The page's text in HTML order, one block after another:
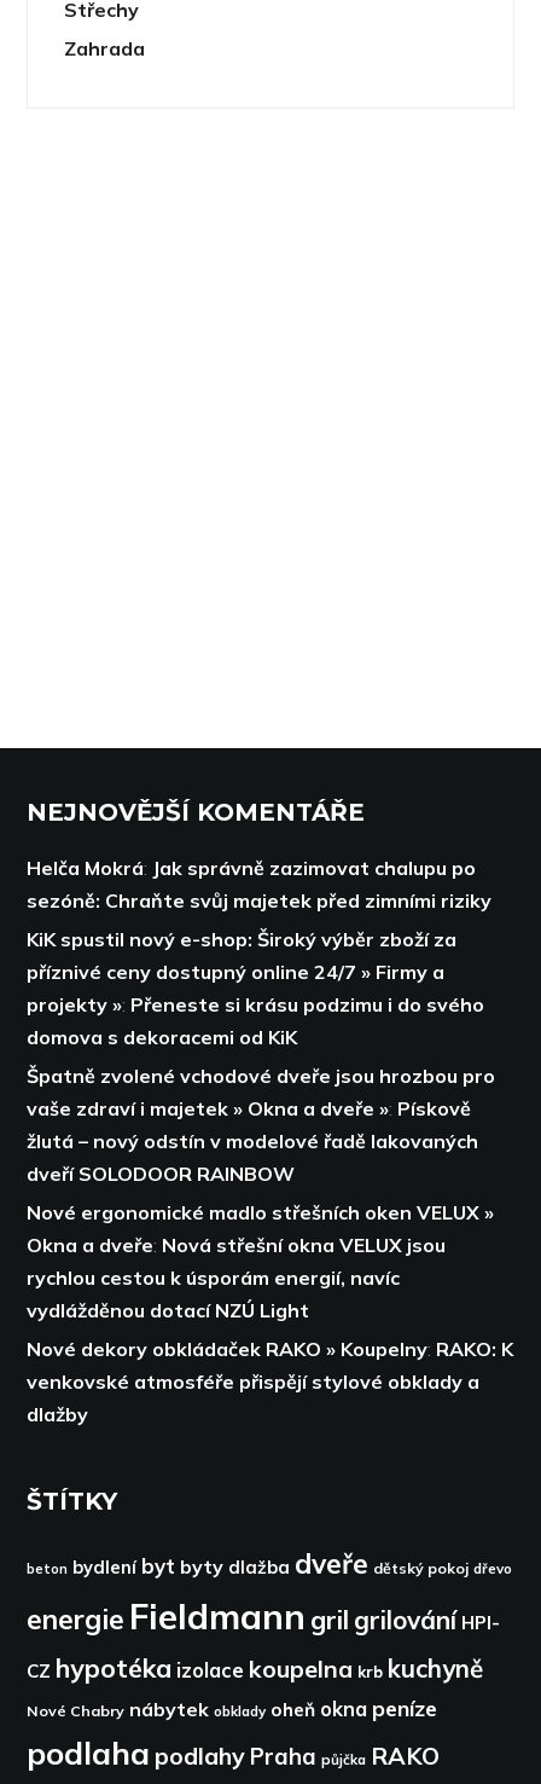
Střechy
Zahrada
NEJNOVĚJŠÍ KOMENTÁŘE
Helča Mokrá: Jak správně zazimovat chalupu po
sezóně: Chraňte svůj majetek před zimními riziky
KiK spustil nový e-shop: Široký výběr zboží za
příznivé ceny dostupný online 24/7 » Firmy a
projekty »: Přeneste si krásu podzimu i do svého
domova s dekoracemi od KiK
Špatně zvolené vchodové dveře jsou hrozbou pro
vaše zdraví i majetek » Okna a dveře »: Pískově
žlutá – nový odstín v modelové řadě lakovaných
dveří SOLODOOR RAINBOW
Nové ergonomické madlo střešních oken VELUX »
Okna a dveře: Nová střešní okna VELUX jsou
rychlou cestou k úsporám energií, navíc
vydlážděnou dotací NZÚ Light
Nové dekory obkládaček RAKO » Koupelny: RAKO: K
venkovské atmosféře přispějí stylové obklady a
dlažby
ŠTÍTKY
beton bydlení byt byty dlažba dveře dětský pokoj dřevo
energie Fieldmann gril grilování HPI-
CZ hypotéka izolace koupelna krb kuchyně
Nové Chabry nábytek obklady oheň okna peníze
podlaha podlahy Praha půjčka RAKO